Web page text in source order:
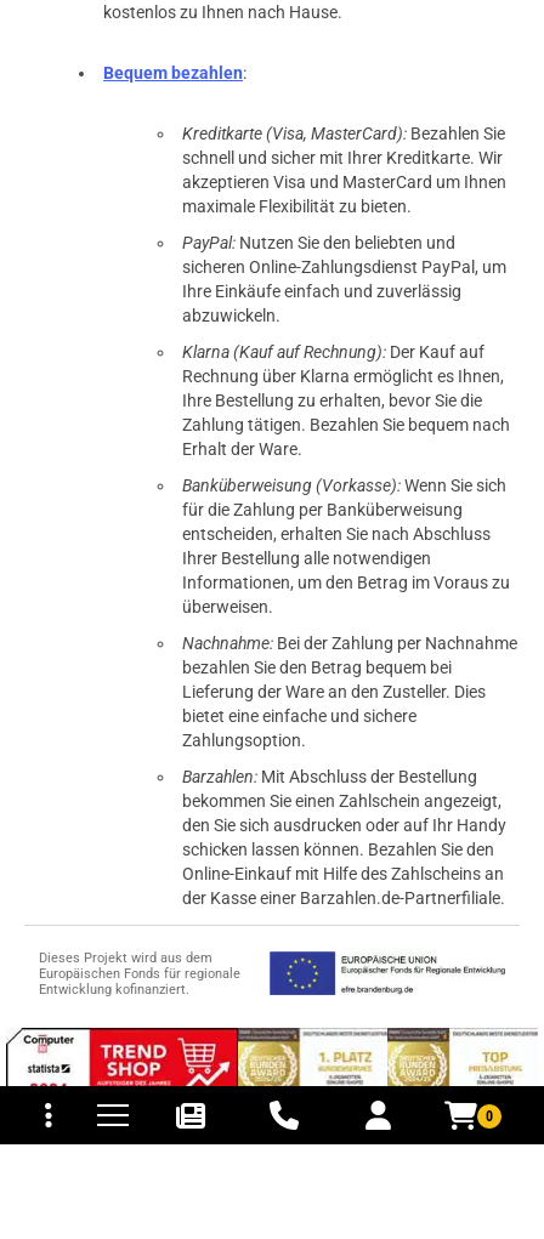
0
und Versandkosten
kostenlos zu Ihnen nach Hause.
Bequem bezahlen:
Kreditkarte (Visa, MasterCard): Bezahlen Sie
schnell und sicher mit Ihrer Kreditkarte. Wir
akzeptieren Visa und MasterCard um Ihnen
maximale Flexibilität zu bieten.
PayPal: Nutzen Sie den beliebten und
sicheren Online-Zahlungsdienst PayPal, um
Ihre Einkäufe einfach und zuverlässig
abzuwickeln.
Klarna (Kauf auf Rechnung): Der Kauf auf
Rechnung über Klarna ermöglicht es Ihnen,
Ihre Bestellung zu erhalten, bevor Sie die
Zahlung tätigen. Bezahlen Sie bequem nach
Erhalt der Ware.
Banküberweisung (Vorkasse):Wenn Sie sich
für die Zahlung per Banküberweisung
entscheiden, erhalten Sie nach Abschluss
Ihrer Bestellung alle notwendigen
Informationen, um den Betrag im Voraus zu
überweisen.
Nachnahme: Bei der Zahlung per Nachnahme
bezahlen Sie den Betrag bequem bei
Lieferung der Ware an den Zusteller. Dies
bietet eine einfache und sichere
Zahlungsoption.
Barzahlen: Mit Abschluss der Bestellung
bekommen Sie einen Zahlschein angezeigt,
den Sie sich ausdrucken oder auf Ihr Handy
schicken lassen können. Bezahlen Sie den
Online-Einkauf mit Hilfe des Zahlscheins an
der Kasse einer Barzahlen.de-Partnerfiliale.
Dieses Projekt wird aus dem
Europäischen Fonds für regionale
Entwicklung kofinanziert.
© 2015-2026 PB-ViGoods GmbH